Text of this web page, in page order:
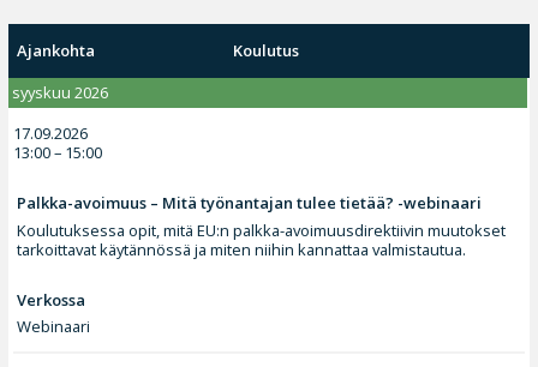
Ajankohta
Koulutus
syyskuu 2026
17.09.2026
13:00 – 15:00
Palkka-avoimuus – Mitä työnantajan tulee tietää? -webinaari
Koulutuksessa opit, mitä EU:n palkka-avoimuusdirektiivin muutokset
tarkoittavat käytännössä ja miten niihin kannattaa valmistautua.
Verkossa
Webinaari